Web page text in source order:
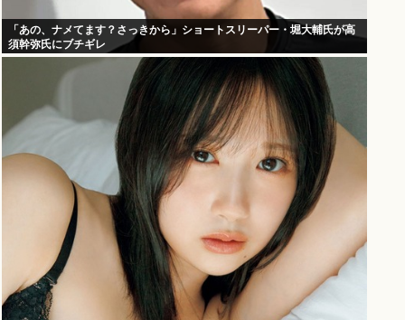
「あの、ナメてます？さっきから」ショートスリーパー・堀大輔氏が高
須幹弥氏にブチギレ